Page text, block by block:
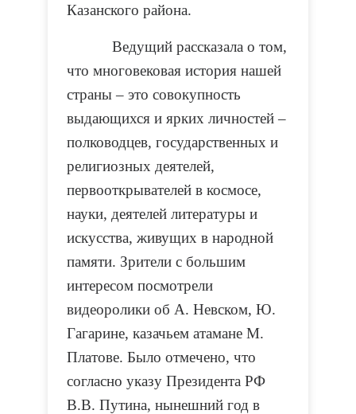
Казанского района.
Ведущий рассказала о том,
что многовековая история нашей
страны – это совокупность
выдающихся и ярких личностей –
полководцев, государственных и
религиозных деятелей,
первооткрывателей в космосе,
науки, деятелей литературы и
искусства, живущих в народной
памяти. Зрители с большим
интересом посмотрели
видеоролики об А. Невском, Ю.
Гагарине, казачьем атамане М.
Платове. Было отмечено, что
согласно указу Президента РФ
В.В. Путина, нынешний год в